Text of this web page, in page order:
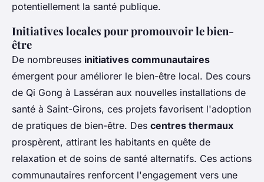
potentiellement la santé publique.
Initiatives locales pour promouvoir le bien-
être
De nombreuses initiatives communautaires
émergent pour améliorer le bien-être local. Des cours
de Qi Gong à Lasséran aux nouvelles installations de
santé à Saint-Girons, ces projets favorisent l'adoption
de pratiques de bien-être. Des centres thermaux
prospèrent, attirant les habitants en quête de
relaxation et de soins de santé alternatifs. Ces actions
communautaires renforcent l'engagement vers une